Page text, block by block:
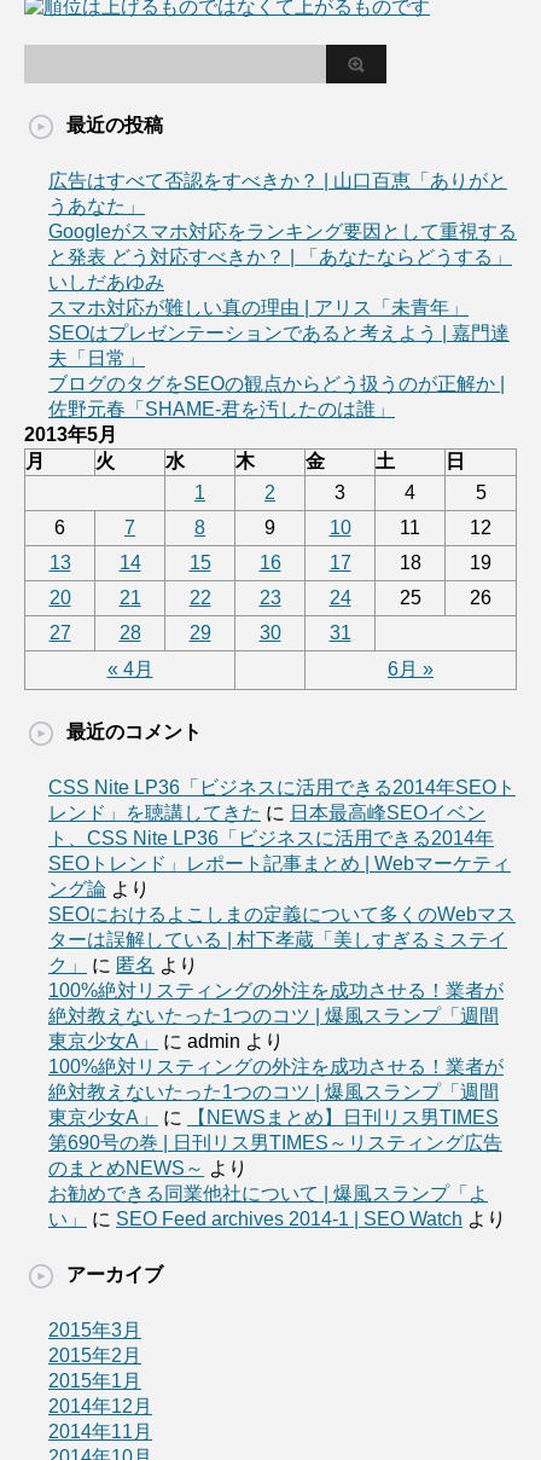
最近の投稿
広告はすべて否認をすべきか？ | 山口百恵「ありがと
うあなた」
Googleがスマホ対応をランキング要因として重視する
と発表 どう対応すべきか？ | 「あなたならどうする」
いしだあゆみ
スマホ対応が難しい真の理由 | アリス「未青年」
SEOはプレゼンテーションであると考えよう | 嘉門達
夫「日常」
ブログのタグをSEOの観点からどう扱うのが正解か |
佐野元春「SHAME-君を汚したのは誰」
2013年5月
月
火 水 木 金 土 日
« 4月 6月 »
1 2 3 4
5
6
7 8 9 10 11
12
13
14 15 16 17 18
19
20
21 22 23 24 25
26
27
28 29 30 31
最近のコメント
CSS Nite LP36「ビジネスに活用できる2014年SEOト
レンド」を聴講してきた に 日本最高峰SEOイベン
ト、CSS Nite LP36「ビジネスに活用できる2014年
SEOトレンド」レポート記事まとめ | Webマーケティ
ング論 より
SEOにおけるよこしまの定義について多くのWebマス
ターは誤解している | 村下孝蔵「美しすぎるミステイ
ク」
に 匿名 より
100%絶対リスティングの外注を成功させる！業者が
絶対教えないたった1つのコツ | 爆風スランプ「週間
東京少女A」
に admin より
100%絶対リスティングの外注を成功させる！業者が
絶対教えないたった1つのコツ | 爆風スランプ「週間
東京少女A」
に
【NEWSまとめ】日刊リス男TIMES
第690号の巻 | 日刊リス男TIMES～リスティング広告
のまとめNEWS～ より
お勧めできる同業他社について | 爆風スランプ「よ
い」
に SEO Feed archives 2014-1 | SEO Watch より
アーカイブ
2015年3月
2015年2月
2015年1月
2014年12月
2014年11月